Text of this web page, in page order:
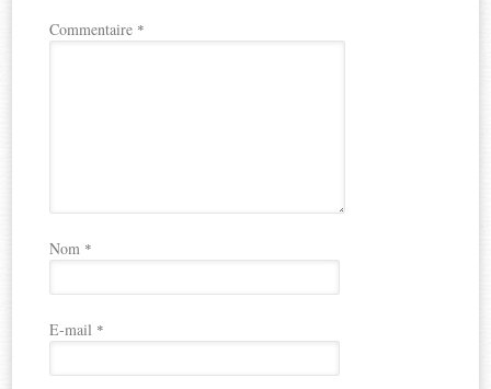
Commentaire *
Nom *
E-mail *